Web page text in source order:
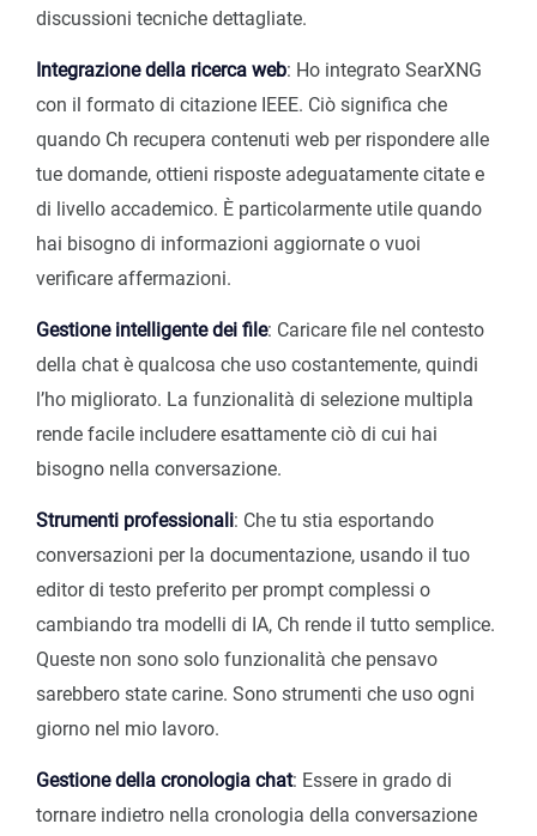
discussioni tecniche dettagliate.
Integrazione della ricerca web: Ho integrato SearXNG
con il formato di citazione IEEE. Ciò significa che
quando Ch recupera contenuti web per rispondere alle
tue domande, ottieni risposte adeguatamente citate e
di livello accademico. È particolarmente utile quando
hai bisogno di informazioni aggiornate o vuoi
verificare affermazioni.
Gestione intelligente dei file: Caricare file nel contesto
della chat è qualcosa che uso costantemente, quindi
l’ho migliorato. La funzionalità di selezione multipla
rende facile includere esattamente ciò di cui hai
bisogno nella conversazione.
Strumenti professionali: Che tu stia esportando
conversazioni per la documentazione, usando il tuo
editor di testo preferito per prompt complessi o
cambiando tra modelli di IA, Ch rende il tutto semplice.
Queste non sono solo funzionalità che pensavo
sarebbero state carine. Sono strumenti che uso ogni
giorno nel mio lavoro.
Gestione della cronologia chat: Essere in grado di
tornare indietro nella cronologia della conversazione